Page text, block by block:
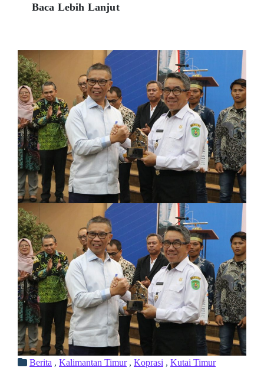
Baca Lebih Lanjut
Berita , Kalimantan Timur, Koprasi , Kutai Timur